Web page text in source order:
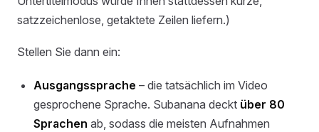
satzzeichenlose, getaktete Zeilen liefern.)
Stellen Sie dann ein:
Ausgangssprache – die tatsächlich im Video
gesprochene Sprache. Subanana deckt über 80
Sprachen ab, sodass die meisten Aufnahmen